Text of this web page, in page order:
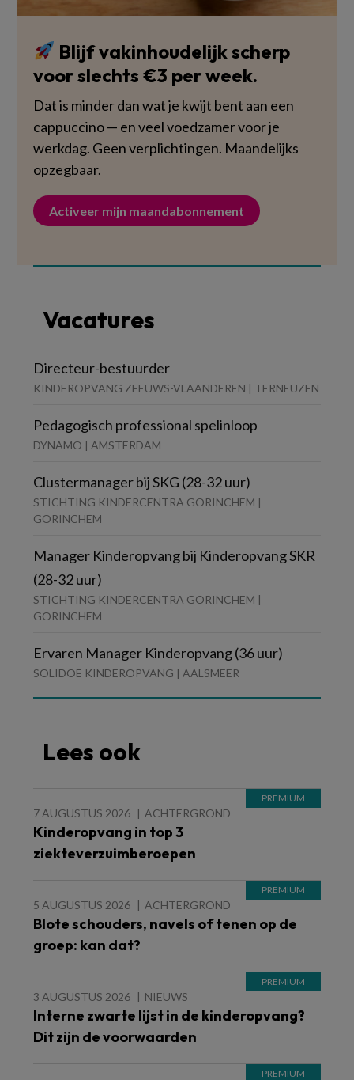
Blijf vakinhoudelijk scherp
voor slechts €3 per week.
Dat is minder dan wat je kwijt bent aan een
cappuccino — en veel voedzamer voor je
werkdag. Geen verplichtingen. Maandelijks
opzegbaar.
Activeer mijn maandabonnement
Vacatures
Directeur-bestuurder
KINDEROPVANG ZEEUWS-VLAANDEREN | TERNEUZEN
Pedagogisch professional spelinloop
DYNAMO | AMSTERDAM
Clustermanager bij SKG (28-32 uur)
STICHTING KINDERCENTRA GORINCHEM |
GORINCHEM
Manager Kinderopvang bij Kinderopvang SKR
(28-32 uur)
STICHTING KINDERCENTRA GORINCHEM |
GORINCHEM
Ervaren Manager Kinderopvang (36 uur)
SOLIDOE KINDEROPVANG | AALSMEER
Lees ook
7 AUGUSTUS 2026 ACHTERGROND
Kinderopvang in top 3
ziekteverzuimberoepen
5 AUGUSTUS 2026 ACHTERGROND
Blote schouders, navels of tenen op de
groep: kan dat?
3 AUGUSTUS 2026 NIEUWS
Interne zwarte lijst in de kinderopvang?
Dit zijn de voorwaarden